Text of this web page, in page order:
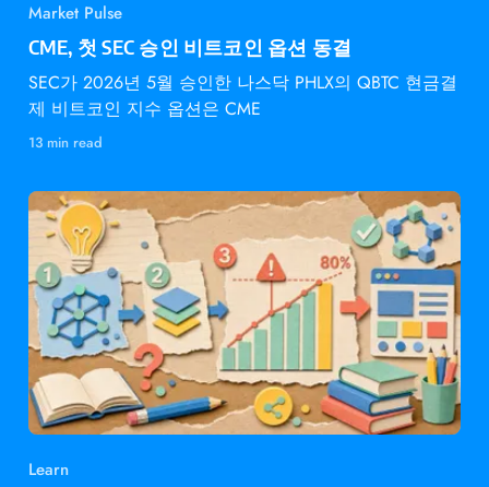
Market Pulse
CME, 첫 SEC 승인 비트코인 옵션 동결
SEC가 2026년 5월 승인한 나스닥 PHLX의 QBTC 현금결
제 비트코인 지수 옵션은 CME
13 min read
Learn